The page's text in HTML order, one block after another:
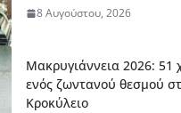
8 Αυγούστου, 2026
Μακρυγιάννεια 2026: 51
ενός ζωντανού θεσμού
Κροκύλειο